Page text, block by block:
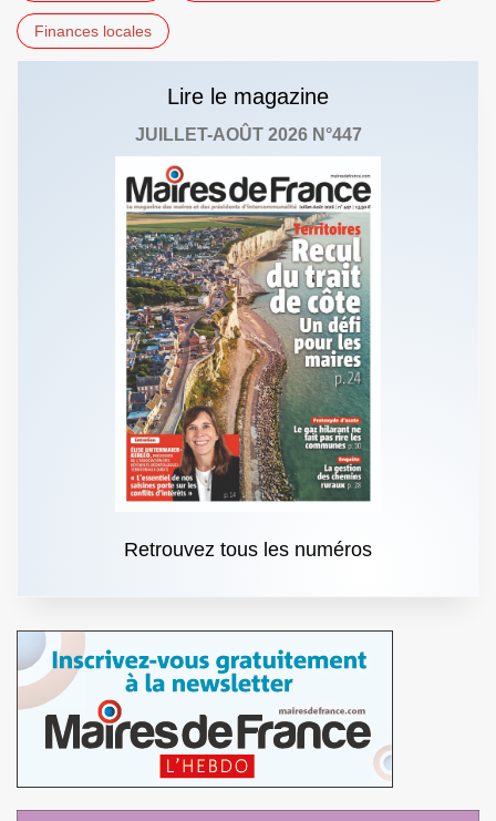
Finances locales
Lire le magazine
JUILLET-AOÛT 2026 N°447
Retrouvez tous les numéros